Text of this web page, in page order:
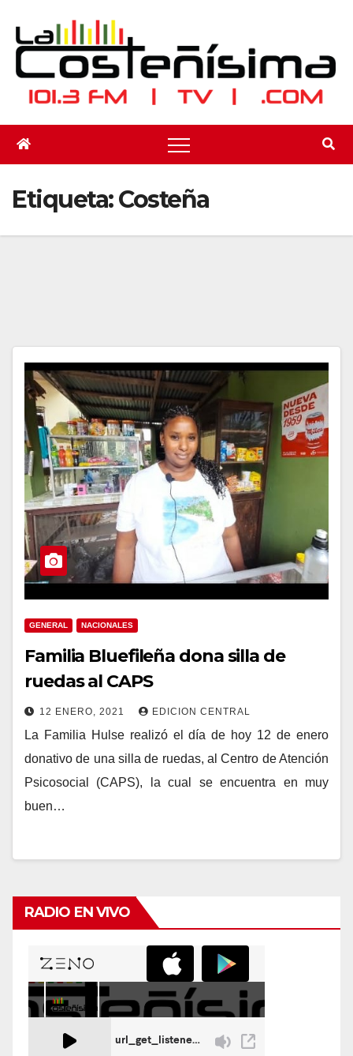
contenido
Etiqueta:Costeña
GENERAL NACIONALES
Familia Bluefileña dona silla de
ruedas al CAPS
12 ENERO, 2021 EDICION CENTRAL
La Familia Hulse realizó el día de hoy 12 de enero
donativo de una silla de ruedas, al Centro de Atención
Psicosocial (CAPS), la cual se encuentra en muy
buen…
RADIO EN VIVO